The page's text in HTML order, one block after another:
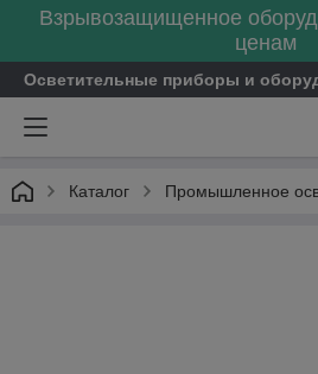
Взрывозащищенное
ценам
Осветительные приборы и
Каталог Промышленное